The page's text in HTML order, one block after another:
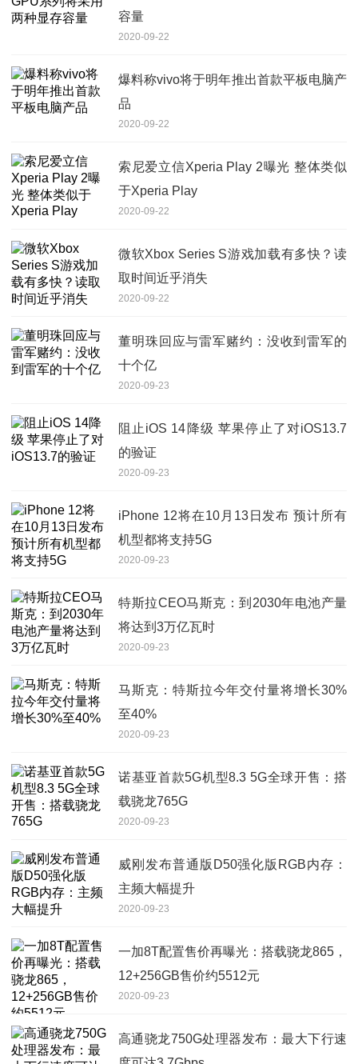
容量
2020-09-22
爆料称vivo将于明年推出首款平板电脑产
品
2020-09-22
索尼爱立信Xperia Play 2曝光 整体类似
于Xperia Play
2020-09-22
微软Xbox Series S游戏加载有多快？读
取时间近乎消失
2020-09-22
董明珠回应与雷军赌约：没收到雷军的
十个亿
2020-09-23
阻止iOS 14降级 苹果停止了对iOS13.7
的验证
2020-09-23
iPhone 12将在10月13日发布 预计所有
机型都将支持5G
2020-09-23
特斯拉CEO马斯克：到2030年电池产量
将达到3万亿瓦时
2020-09-23
马斯克：特斯拉今年交付量将增长30%
至40%
2020-09-23
诺基亚首款5G机型8.3 5G全球开售：搭
载骁龙765G
2020-09-23
威刚发布普通版D50强化版RGB内存：
主频大幅提升
2020-09-23
一加8T配置售价再曝光：搭载骁龙865，
12+256GB售价约5512元
2020-09-23
高通骁龙750G处理器发布：最大下行速